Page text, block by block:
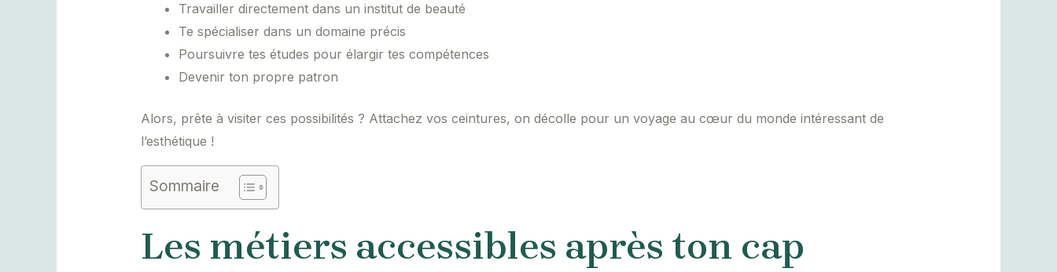
Travailler directement dans un institut de beauté
Te spécialiser dans un domaine précis
Poursuivre tes études pour élargir tes compétences
Devenir ton propre patron
Alors, prête à visiter ces possibilités ? Attachez vos ceintures, on décolle pour un voyage au cœur du monde intéressant de
l’esthétique !
Sommaire
Les métiers accessibles après ton cap